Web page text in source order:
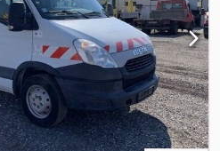
multifunkciós kormány, központi
nappali menetfény | Hátul
emelőplatform, 255-600 kg
4100 mm | Gumiabroncs
fenntartjuk. Dcsdpfx Ajzhwipol Njk